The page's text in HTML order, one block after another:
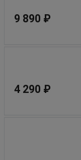
9 890 ₽
4 290 ₽